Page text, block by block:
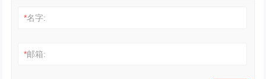
*名字:
*邮箱: